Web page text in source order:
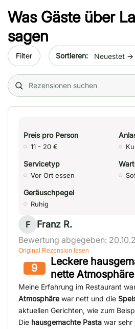
Was Gäste über
sagen
Filter Sort by date
Search (title/text)
Preis pro Person
11 - 20 €
Servicetyp
Vor Ort essen
Geräuschpegel
Ruhig
F Franz R.
Bewertung abgegeben:
Original Rezension lesen
9
Leckere
nette Atmosphäre
Meine Erfahrung im Restaurant
Atmosphäre war nett und die
aktuellen Gerichten, wie zum
Die hausgemachte Pasta war sehr